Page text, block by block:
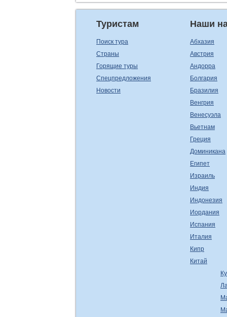
Туристам
Поиск тура
Страны
Горящие туры
Спецпредложения
Новости
Наши
Абхазия
Австрия
Андорра
Болгария
Бразилия
Венгрия
Венесуэла
Вьетнам
Греция
Доминикана
Египет
Израиль
Индия
Индонезия
Иордания
Испания
Италия
Кипр
Китай